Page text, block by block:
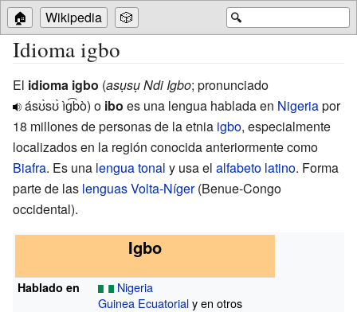
🔍
🏠 Wikipedia 🎲
Idioma igbo
El idioma igbo (asụsụ Ndi Igbo; pronunciado
ásʊ̀sʊ̀ ìɡ͡bò) o ibo es una lengua hablada en Nigeriapor
18 millones de personas de la etnia igbo, especialmente
localizados en la región conocida anteriormente como
Biafra. Es una lengua tonal y usa el alfabeto latino. Forma
parte de las lenguas Volta-Níger(Benue-Congo
occidental).
Igbo
Hablado en
Nigeria
Guinea Ecuatorialy en otros